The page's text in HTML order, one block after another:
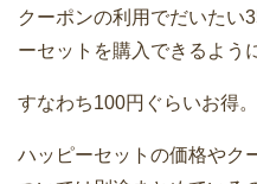
クーポンの利用でだいたい
ーセットを購入できるよう
すなわち100円ぐらいお得。
ハッピーセットの価格やク